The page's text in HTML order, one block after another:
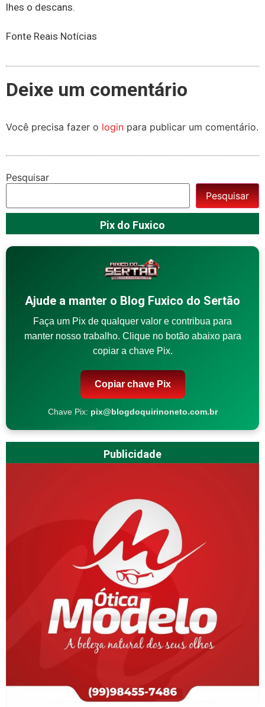
lhes o descans.
Fonte Reais Notícias
Deixe um comentário
Você precisa fazer o login para publicar um comentário.
Pesquisar
Pesquisar
Pix do Fuxico
Ajude a manter o Blog Fuxico do Sertão
Faça um Pix de qualquer valor e contribua para
manter nosso trabalho. Clique no botão abaixo para
copiar a chave Pix.
Copiar chave Pix
Chave Pix: pix@blogdoquirinoneto.com.br
Publicidade